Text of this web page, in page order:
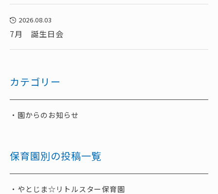
2026.08.03
7月 誕生日会
カテゴリー
園からのお知らせ
保育園別の投稿一覧
やとじま☆リトルスター保育園